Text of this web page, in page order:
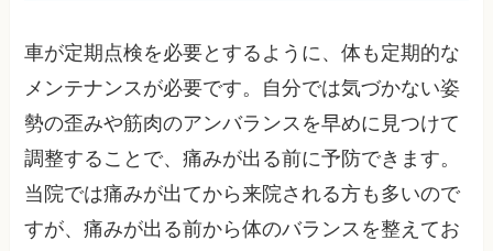
車が定期点検を必要とするように、体も定期的な
メンテナンスが必要です。自分では気づかない姿
勢の歪みや筋肉のアンバランスを早めに見つけて
調整することで、痛みが出る前に予防できます。
当院では痛みが出てから来院される方も多いので
すが、痛みが出る前から体のバランスを整えてお